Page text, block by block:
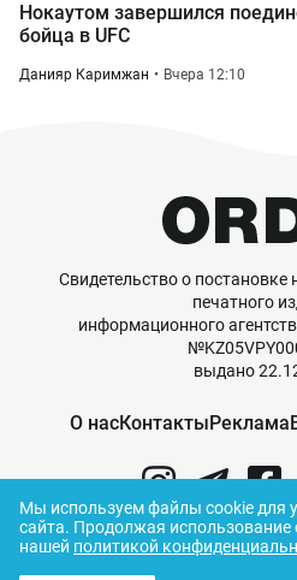
Нокаутом завершился
бойца в UFC
Данияр Каримжан Вчера 12:10
Свидетельство о постановке
печатного
информационного
выдано
О насКонтактыРеклама
© ORDA,2026.Правила
Мы используем файлы cookie для
сайта. Продолжая использование
нашей политикой